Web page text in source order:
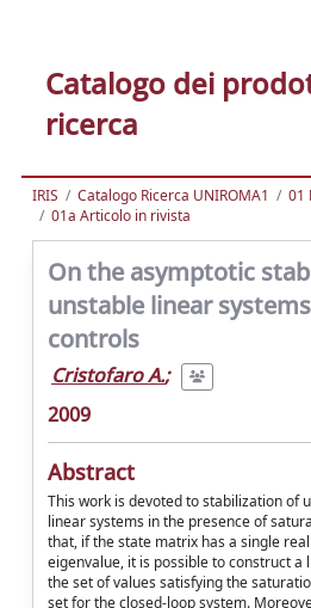
Catalogo dei
ricerca
IRIS Catalogo Ricerca UNIROMA1
01
01a Articolo in rivista
On the asymptotic
unstable linear
controls
Cristofaro A.;
2009
Abstract
This work is devoted to stabilization of
linear systems in the presence of
that, if the state matrix has a single
eigenvalue, it is possible to construct a
the set of values satisfying the
set for the closed-loop system.